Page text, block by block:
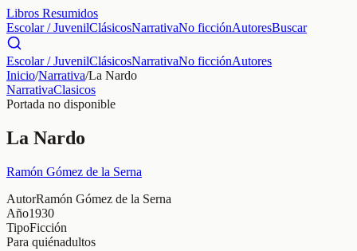
Libros Resumidos
Escolar / JuvenilClásicosNarrativaNo ficciónAutoresBuscar
Escolar / JuvenilClásicosNarrativaNo ficciónAutores
Inicio/Narrativa/La Nardo
NarrativaClasicos
Portada no disponible
La Nardo
Ramón Gómez de la Serna
AutorRamón Gómez de la Serna
Año1930
TipoFicción
Para quiénadultos